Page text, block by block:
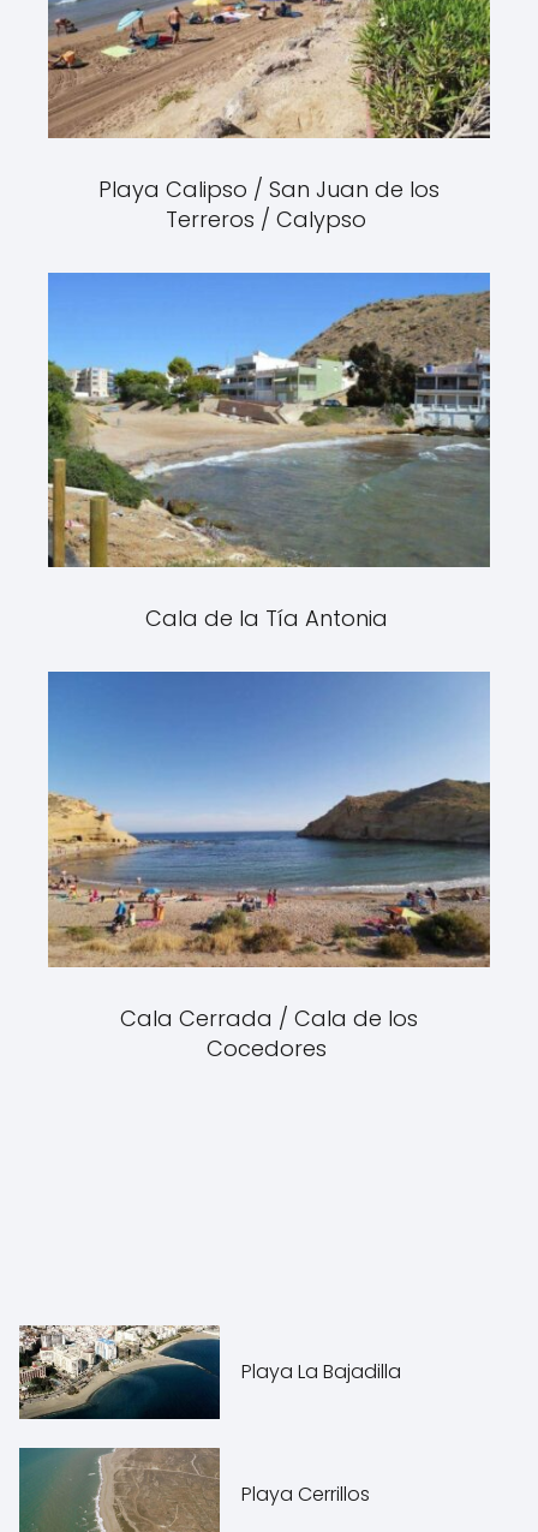
Playa Calipso / San Juan de los
Terreros / Calypso
Cala de la Tía Antonia
Cala Cerrada / Cala de los
Cocedores
Playa La Bajadilla
Playa Cerrillos